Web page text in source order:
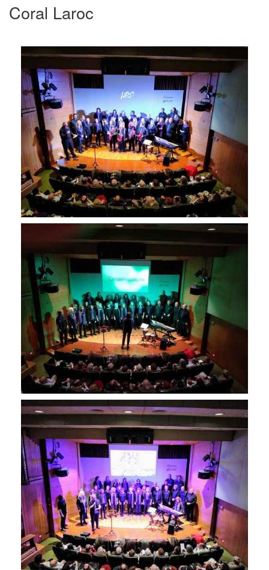
Coral Laroc